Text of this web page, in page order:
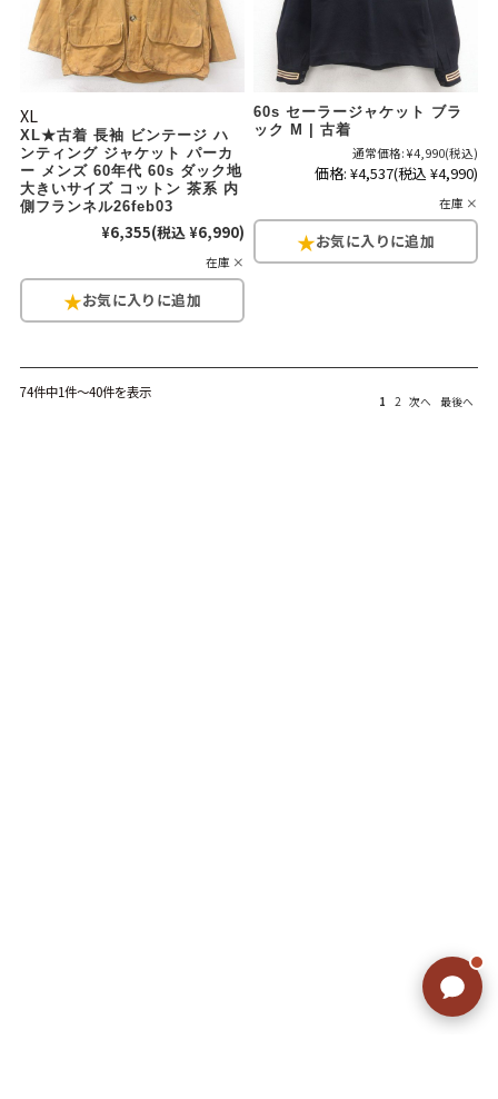
XL
XL★古着 長袖 ビンテージ ハ
ンティング ジャケット パーカ
ー メンズ 60年代 60s ダック地
大きいサイズ コットン 茶系 内
側フランネル26feb03
¥6,355(税込 ¥6,990)
在庫 ×
60s セーラージャケット ブラ
ック M | 古着
通常価格: ¥4,990(税込)
価格: ¥4,537(税込 ¥4,990)
在庫 ×
74件中1件～40件を表示
1 2 次へ 最後へ